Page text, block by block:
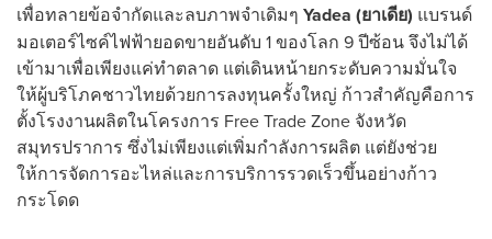
เพื่อทลายข้อจำกัดและลบภาพจำเดิมๆ Yadea (ยาเดีย) แบรนด์
มอเตอร์ไซค์ไฟฟ้ายอดขายอันดับ 1 ของโลก 9 ปีซ้อน จึงไม่ได้
เข้ามาเพื่อเพียงแค่ทำตลาด แต่เดินหน้ายกระดับความมั่นใจ
ให้ผู้บริโภคชาวไทยด้วยการลงทุนครั้งใหญ่ ก้าวสำคัญคือการ
ตั้งโรงงานผลิตในโครงการ Free Trade Zone จังหวัด
สมุทรปราการ ซึ่งไม่เพียงแต่เพิ่มกำลังการผลิต แต่ยังช่วย
ให้การจัดการอะไหล่และการบริการรวดเร็วขึ้นอย่างก้าว
กระโดด